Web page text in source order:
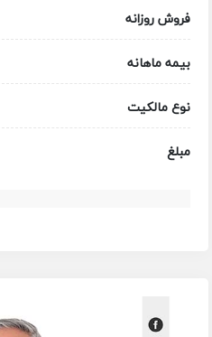
فروش روزانه
بیمه ماهانه
نوع مالکیت
مبلغ